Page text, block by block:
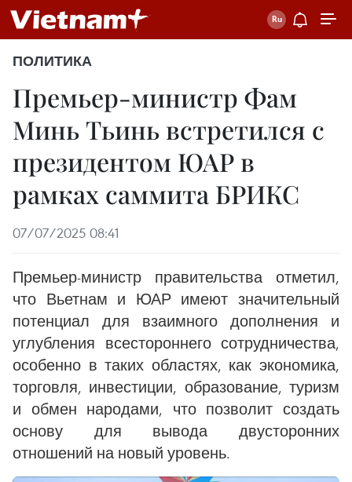
ПОЛИТИКА
Премьер-министр Фам
Минь Тьинь встретился с
президентом ЮАР в
рамках саммита БРИКС
07/07/2025 08:41
Премьер-министр правительства отметил,
что Вьетнам и ЮАР имеют значительный
потенциал для взаимного дополнения и
углубления всестороннего сотрудничества,
особенно в таких областях, как экономика,
торговля, инвестиции, образование, туризм
и обмен народами, что позволит создать
основу для вывода двусторонних
отношений на новый уровень.